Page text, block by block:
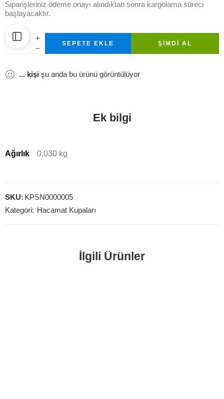
Siparişleriniz ödeme onayı alındıktan sonra kargolama süreci
başlayacaktır.
SEPETE EKLE ŞIMDI AL
... kişi şu anda bu ürünü görüntülüyor
Ek bilgi
Ağırlık 0,030 kg
SKU: KPSN0000005
Kategori: Hacamat Kupaları
İlgili Ürünler